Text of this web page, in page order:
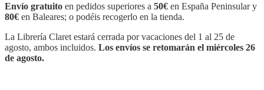
Envío gratuito en pedidos superiores a 50€ en España Peninsular y
80€ en Baleares; o podéis recogerlo en la tienda.
La Librería Claret estará cerrada por vacaciones del 1 al 25 de
agosto, ambos incluidos. Los envíos se retomarán el miércoles 26
de agosto.